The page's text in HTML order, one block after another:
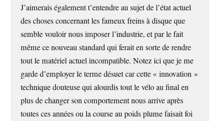
J’aimerais également t’entendre au sujet de l’état actuel
des choses concernant les fameux freins à disque que
semble vouloir nous imposer l’industrie, et par le fait
même ce nouveau standard qui ferait en sorte de rendre
tout le matériel actuel incompatible. Notez ici que je me
garde d’employer le terme désuet car cette « innovation »
technique douteuse qui alourdis tout le vélo au final en
plus de changer son comportement nous arrive après
toutes ces années ou la course au poids plume faisait foi